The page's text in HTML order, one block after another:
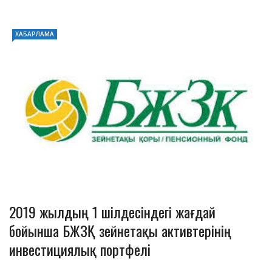
ХАБАРЛАМА
2019 жылдың 1 шілдесіндегі жағдай
бойынша БЖЗҚ зейнетақы активтерінің
инвестициялық портфелі